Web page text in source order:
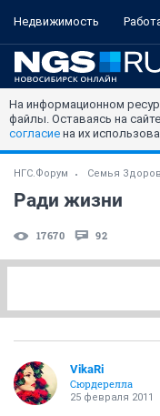
Недвижимость
На информационном
файлы. Оставаясь на
согласие на их
НГС.Форум Семья
Ради жизни
17670 92
VikaRi
Сюрдерелла
25 февраля 2011